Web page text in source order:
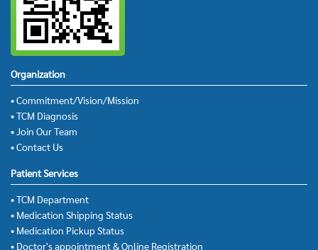
Organization
• Commitment/Vision/Mission
• TCM Diagnosis
• Join Our Team
• Contact Us
Patient Services
• TCM Department
• Medication Shipping Status
• Medication Pickup Status
• Doctor's appointment & Online Registration